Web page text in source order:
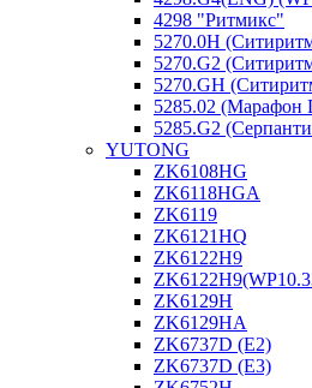
4298 "Ритмикс"
5270.0H
5270.G2
5270.GH
5285.02 (Марафон
5285.G2
YUTONG
ZK6108HG
ZK6118HGA
ZK6119
ZK6121HQ
ZK6122H9
ZK6129H
ZK6129HA
ZK6737D (E2)
ZK6737D (E3)